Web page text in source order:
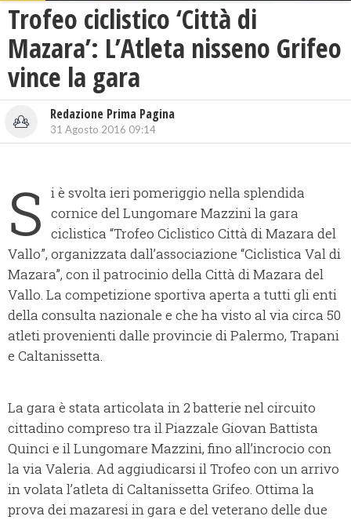
Trofeo ciclistico ‘Città di
Mazara’: L’Atleta nisseno Grifeo
vince la gara
Redazione Prima Pagina
31 Agosto 2016 09:14
S i è svolta ieri pomeriggio nella splendida
cornice del Lungomare Mazzini la gara
ciclistica “Trofeo Ciclistico Città di Mazara del
Vallo”, organizzata dall’associazione “Ciclistica Val di
Mazara”, con il patrocinio della Città di Mazara del
Vallo. La competizione sportiva aperta a tutti gli enti
della consulta nazionale e che ha visto al via circa 50
atleti provenienti dalle provincie di Palermo, Trapani
e Caltanissetta.
La gara è stata articolata in 2 batterie nel circuito
cittadino compreso tra il Piazzale Giovan Battista
Quinci e il Lungomare Mazzini, fino all’incrocio con
la via Valeria. Ad aggiudicarsi il Trofeo con un arrivo
in volata l’atleta di Caltanissetta Grifeo. Ottima la
prova dei mazaresi in gara e del veterano delle due